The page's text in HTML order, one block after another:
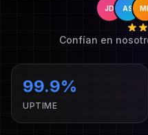
JD AS
Confían en
99.9%
UPTIME